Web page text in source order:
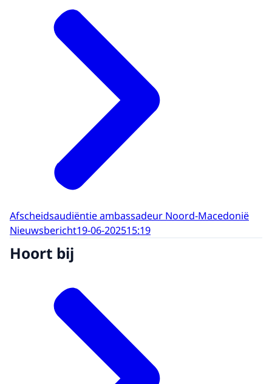
Afscheidsaudiëntie ambassadeur Noord-Macedonië
Nieuwsbericht19-06-202515:19
Hoort bij